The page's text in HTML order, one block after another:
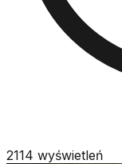
2114 wyświetleń